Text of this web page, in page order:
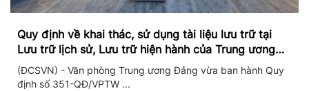
Quy định về khai thác, sử dụng tài liệu lưu trữ tại
Lưu trữ lịch sử, Lưu trữ hiện hành của Trung ương
Đảng và Văn phòng Trung ương Đảng
(ĐCSVN) - Văn phòng Trung ương Đảng vừa ban hành Quy
định số 351-QĐ/VPTW ...